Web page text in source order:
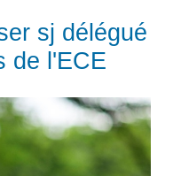
sj délégué
de l'ECE